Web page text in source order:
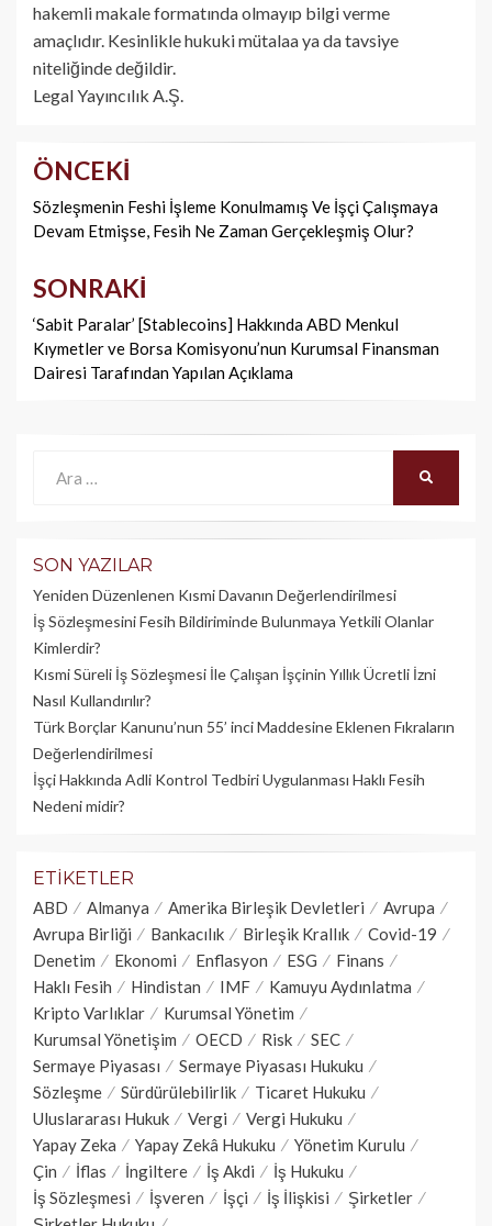
hakemli makale formatında olmayıp bilgi verme
amaçlıdır. Kesinlikle hukuki mütalaa ya da tavsiye
niteliğinde değildir.
Legal Yayıncılık A.Ş.
Yazı
dolaşımı
ÖNCEKI
Sözleşmenin Feshi İşleme Konulmamış Ve İşçi Çalış­maya
Devam Etmişse, Fesih Ne Zaman Gerçekleşmiş Olur?
SONRAKI
‘Sabit Paralar’ [Stablecoins] Hakkında ABD Menkul
Kıymetler ve Borsa Komisyonu’nun Kurumsal Finansman
Dairesi Tarafından Yapılan Açıklama
SON YAZILAR
Yeniden Düzenlenen Kısmi Davanın Değerlendirilmesi
İş Sözleşmesini Fesih Bildiriminde Bulunmaya Yetkili Olanlar
Kimlerdir?
Kısmi Süreli İş Sözleşmesi İle Çalışan İşçinin Yıllık Üc­retli İzni
Nasıl Kullandırılır?
Türk Borçlar Kanunu’nun 55’ inci Maddesine Eklenen Fıkraların
Değerlendirilmesi
İşçi Hakkında Adli Kontrol Tedbiri Uygulanması Haklı Fesih
Nedeni midir?
ETIKETLER
ABD Almanya Amerika Birleşik Devletleri
Avrupa
Avrupa Birliği
Bankacılık Birleşik Krallık
Covid-19
Denetim
Ekonomi Enflasyon ESG
Finans
Haklı Fesih
Hindistan IMF
Kamuyu Aydınlatma
Kripto Varlıklar
Kurumsal Yönetim
Kurumsal Yönetişim
OECD Risk
SEC
Sermaye Piyasası
Sermaye Piyasası Hukuku
Sözleşme
Sürdürülebilirlik
Ticaret Hukuku
Uluslararası Hukuk
Vergi
Vergi Hukuku
Yapay Zeka
Yapay Zekâ Hukuku
Yönetim Kurulu
Çin
İflas İngiltere İş Akdi
İş Hukuku
İş Sözleşmesi
İşveren İşçi İş İlişkisi
Şirketler